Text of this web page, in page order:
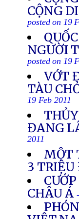
CỘNG
posted on 19
NGƯỜI
posted on 19
VỚT
TÀU
19 Feb 2011
ĐANG
2011
MỘT
3 TRIỆU
CHÂU Á